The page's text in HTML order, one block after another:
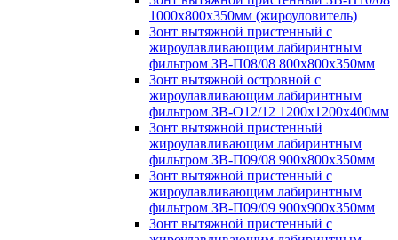
1000х800х350мм (жироуловитель)
Зонт вытяжной пристенный с
жироулавливающим лабиринтным
фильтром ЗВ-П08/08 800х800х350мм
Зонт вытяжной островной с
жироулавливающим лабиринтным
фильтром ЗВ-О12/12 1200х1200х400мм
Зонт вытяжной пристенный
жироулавливающим лабиринтным
фильтром ЗВ-П09/08 900х800х350мм
Зонт вытяжной пристенный с
жироулавливающим лабиринтным
фильтром ЗВ-П09/09 900х900х350мм
Зонт вытяжной пристенный с